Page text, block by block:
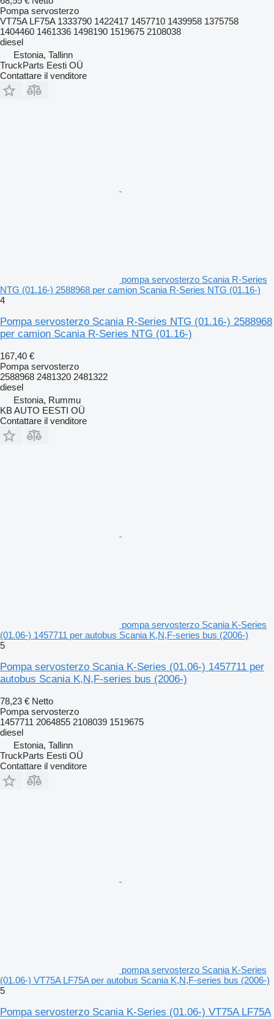
Pompa servosterzo
VT75A LF75A 1333790 1422417 1457710 1439958 1375758
1404460 1461336 1498190 1519675 2108038
diesel
Estonia, Tallinn
TruckParts Eesti OÜ
Contattare il venditore
pompa servosterzo Scania R-Series
NTG (01.16-) 2588968 per camion Scania R-Series NTG (01.16-)
4
Pompa servosterzo Scania R-Series NTG (01.16-) 2588968
per camion Scania R-Series NTG (01.16-)
167,40 €
Pompa servosterzo
2588968 2481320 2481322
diesel
Estonia, Rummu
KB AUTO EESTI OÜ
Contattare il venditore
pompa servosterzo Scania K-Series
(01.06-) 1457711 per autobus Scania K,N,F-series bus (2006-)
5
Pompa servosterzo Scania K-Series (01.06-) 1457711 per
autobus Scania K,N,F-series bus (2006-)
78,23 € Netto
Pompa servosterzo
1457711 2064855 2108039 1519675
diesel
Estonia, Tallinn
TruckParts Eesti OÜ
Contattare il venditore
pompa servosterzo Scania K-Series
(01.06-) VT75A LF75A per autobus Scania K,N,F-series bus (2006-)
5
Pompa servosterzo Scania K-Series (01.06-) VT75A LF75A